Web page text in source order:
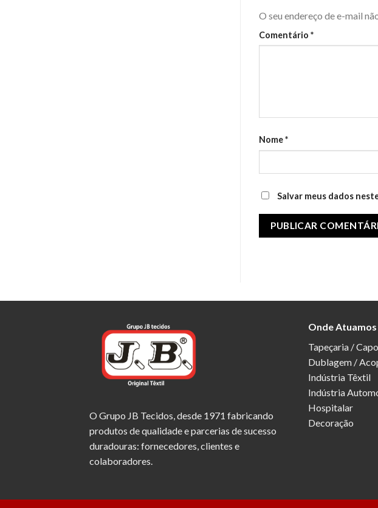
O seu endereço de e-mail
Comentário *
Nome*
Salvar meus dados
O Grupo JB Tecidos, desde 1971 fabricando
produtos de qualidade e parcerias de sucesso
duradouras: fornecedores, clientes e
colaboradores.
Onde Atuamos
Tapeçaria /
Dublagem /
Indústria Têxtil
Indústria
Hospitalar
Decoração